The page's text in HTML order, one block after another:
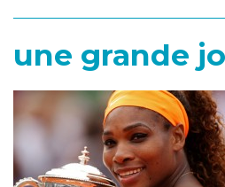
une grande